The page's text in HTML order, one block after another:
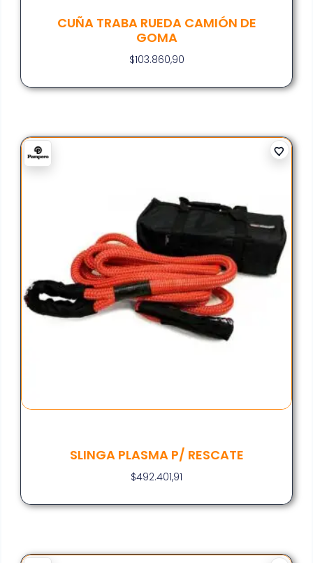
CUÑA TRABA RUEDA CAMIÓN DE
GOMA
$103.860,90
SLINGA PLASMA P/ RESCATE
$492.401,91